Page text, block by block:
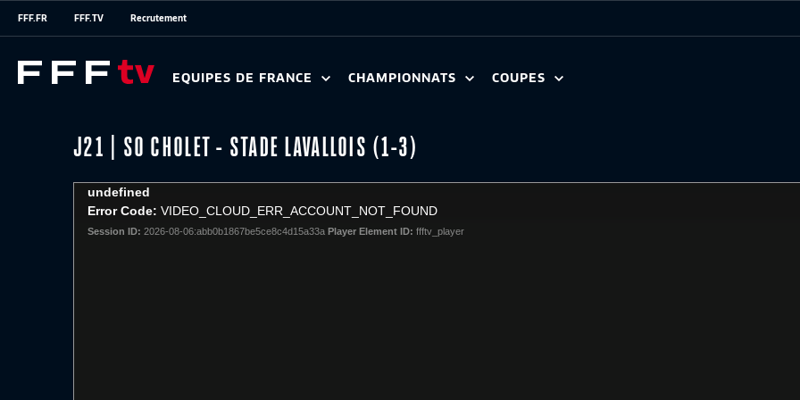
FFF.FR FFF.TV Recrutement
EQUIPES DE FRANCE CHAMPIONNATS COUPES
J21 | SO CHOLET - STADE LAVALLOIS (1-3)
This
undefined
Error Code: VIDEO_CLOUD_ERR_ACCOUNT_NOT_FOUND
Session ID: 2026-08-06:abb0b1867be5ce8c4d15a33a Player Element ID: ffftv_player